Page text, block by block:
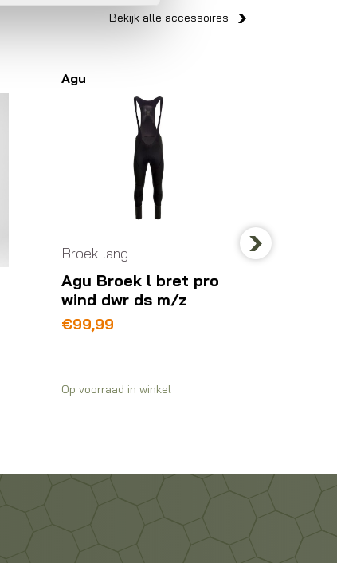
Bekijk alle accessoires
Agu
Broek lang
Agu Broek l bret pro
wind dwr ds m/z
€99,99
Op voorraad in winkel
Next